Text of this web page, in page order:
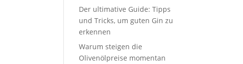
Der ultimative Guide: Tipps
und Tricks, um guten Gin zu
erkennen
Warum steigen die
Olivenölpreise momentan